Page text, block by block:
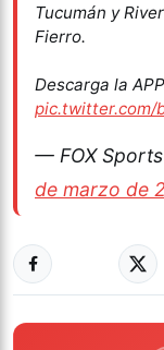
Tucumán y
Fierro.
Descarga la
pic.twitter.com/
— FOX Sports
de marzo de